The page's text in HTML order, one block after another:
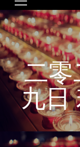
Search
for:
二
九日